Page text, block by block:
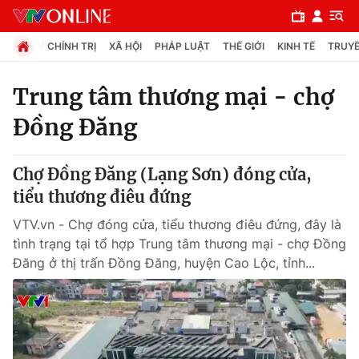
Chuyên mục
Chính trị
Xã hội
Pháp luật
Y tế
Thế giới
CHÍNH TRỊ XÃ HỘI PHÁP LUẬT THẾ GIỚI KINH TẾ
Trung tâm thương mại - chợ
Đồng Đăng
Chợ Đồng Đăng (Lạng Sơn) đóng cửa,
tiểu thương điêu đứng
VTV.vn - Chợ đóng cửa, tiểu thương điêu đứng, đây là
tình trạng tại tổ hợp Trung tâm thương mại - chợ Đồng
Đăng ở thị trấn Đồng Đăng, huyện Cao Lộc, tỉnh...